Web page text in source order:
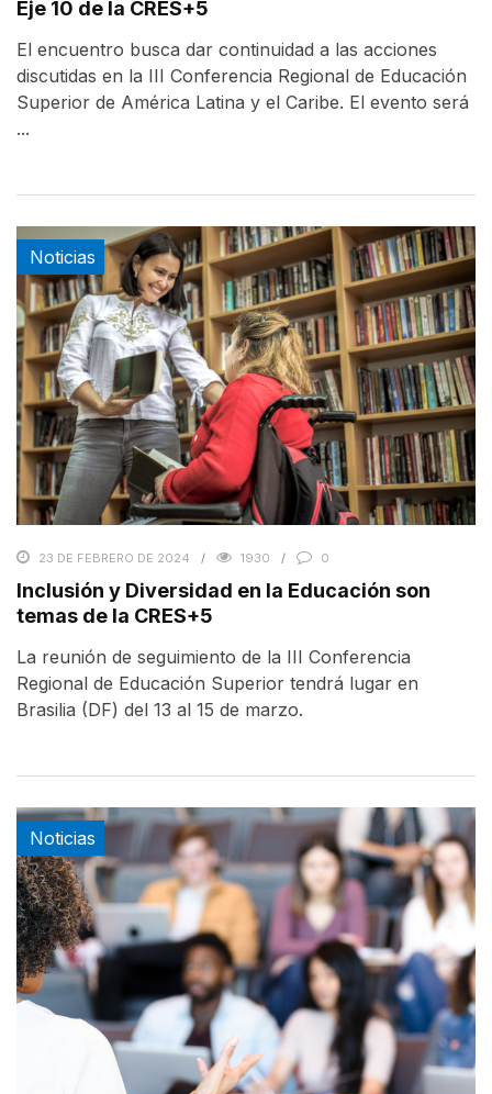
Eje 10 de la CRES+5
El encuentro busca dar continuidad a las acciones
discutidas en la III Conferencia Regional de Educación
Superior de América Latina y el Caribe. El evento será
...
Noticias
23 DE FEBRERO DE 2024 1930 0
Inclusión y Diversidad en la Educación son
temas de la CRES+5
La reunión de seguimiento de la III Conferencia
Regional de Educación Superior tendrá lugar en
Brasilia (DF) del 13 al 15 de marzo.
Noticias